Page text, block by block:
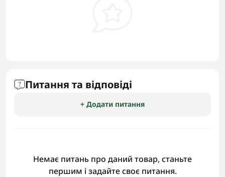
Питання та відповіді
+ Додати питання
Немає питань про даний товар, станьте
першим і задайте своє питання.